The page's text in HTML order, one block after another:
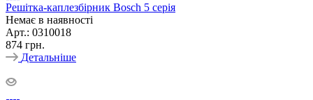
Решітка-каплезбірник Bosch 5 серія
Немає в наявності
Арт.: 0310018
874 грн.
Детальніше